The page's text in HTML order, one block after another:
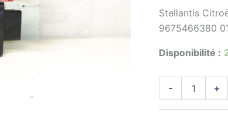
Stellantis
9675466380
Disponibilité :
- +